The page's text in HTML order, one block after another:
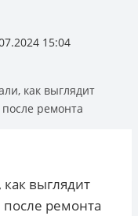
15:04
как выглядит
ремонта
как выглядит
ремонта